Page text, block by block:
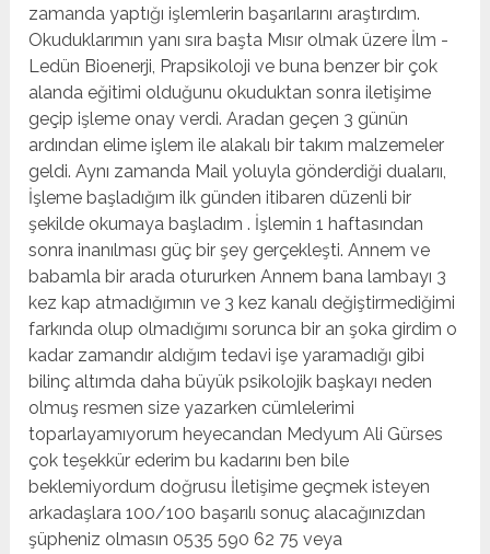
zamanda yaptığı işlemlerin başarılarını araştırdım.
Okuduklarımın yanı sıra başta Mısır olmak üzere İlm -
Ledün Bioenerji, Prapsikoloji ve buna benzer bir çok
alanda eğitimi olduğunu okuduktan sonra iletişime
geçip işleme onay verdi. Aradan geçen 3 günün
ardından elime işlem ile alakalı bir takım malzemeler
geldi. Aynı zamanda Mail yoluyla gönderdiği dualarıı,
İşleme başladığım ilk günden itibaren düzenli bir
şekilde okumaya başladım . İşlemin 1 haftasından
sonra inanılması güç bir şey gerçekleşti. Annem ve
babamla bir arada otururken Annem bana lambayı 3
kez kap atmadığımın ve 3 kez kanalı değiştirmediğimi
farkında olup olmadığımı sorunca bir an şoka girdim o
kadar zamandır aldığım tedavi işe yaramadığı gibi
bilinç altımda daha büyük psikolojik başkayı neden
olmuş resmen size yazarken cümlelerimi
toparlayamıyorum heyecandan Medyum Ali Gürses
çok teşekkür ederim bu kadarını ben bile
beklemiyordum doğrusu İletişime geçmek isteyen
arkadaşlara 100/100 başarılı sonuç alacağınızdan
şüpheniz olmasın 0535 590 62 75 veya